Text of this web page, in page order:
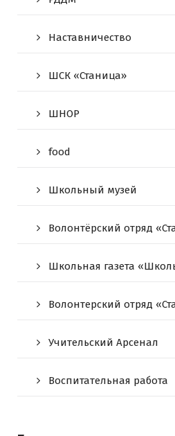
Наставничество
ШСК «Станица»
ШНОР
food
Школьный музей
Волонтёрский отряд
Школьная газета
Волонтерский отряд
Учительский Арсенал
Воспитательная работа